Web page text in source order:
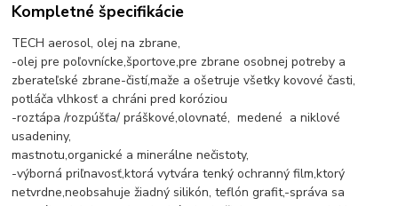
Kompletné špecifikácie
TECH aerosol, olej na zbrane,
-olej pre poľovnícke,športove,pre zbrane osobnej potreby a
zberateľské zbrane-čistí,maže a ošetruje všetky kovové časti,
potláča vlhkosť a chráni pred koróziou
-roztápa /rozpúšťa/ práškové,olovnaté, medené a niklové
usadeniny,
mastnotu,organické a minerálne nečistoty,
-výborná priľnavosť,ktorá vytvára tenký ochranný film,ktorý
netvrdne,neobsahuje žiadný silikón, teflón grafit,-správa sa